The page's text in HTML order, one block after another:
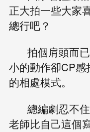
正大拍一些大家
總行吧？
拍個肩頭而
小的動作卻CP感
的相處模式。
總編劇忍不
老師比自己這個